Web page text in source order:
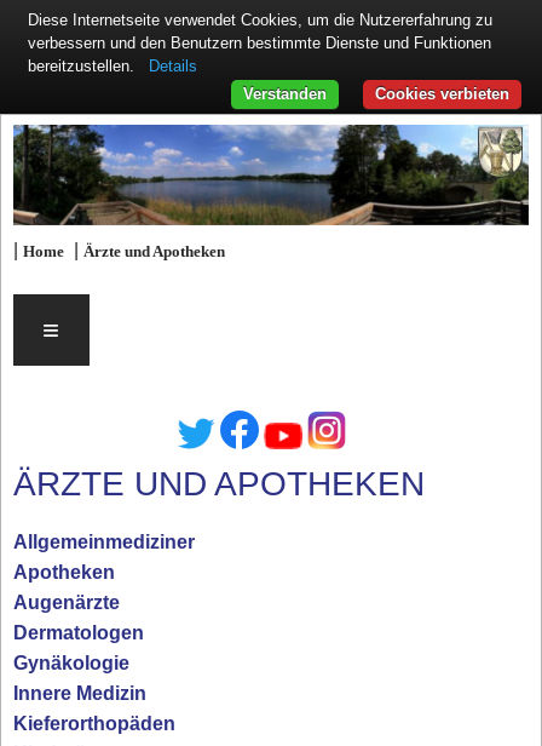
|Home |Ärzte und Apotheken
≡
ÄRZTE UND APOTHEKEN
Allgemeinmediziner
Apotheken
Augenärzte
Dermatologen
Gynäkologie
Innere Medizin
Kieferorthopäden
Diese Internetseite verwendet Cookies, um die Nutzererfahrung zu
verbessern und den Benutzern bestimmte Dienste und Funktionen
bereitzustellen.
Details
Cookies verbieten
Verstanden